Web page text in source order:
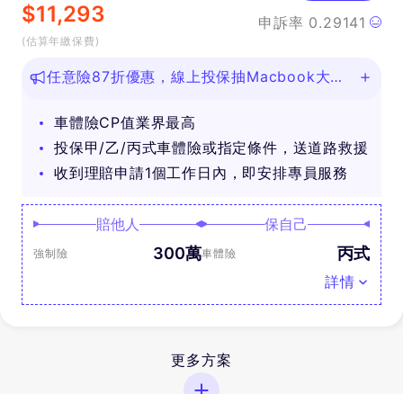
$11,293
(估算年繳保費)
申訴率 0.29141
任意險87折優惠，線上投保抽Macbook大
車體險CP值業界最高
投保甲/乙/丙式車體險或指定條件，送道路救援
收到理賠申請1個工作日內，即安排專員服務
賠他人
強制險 300萬
保自己
車體險 丙式
詳情
更多方案